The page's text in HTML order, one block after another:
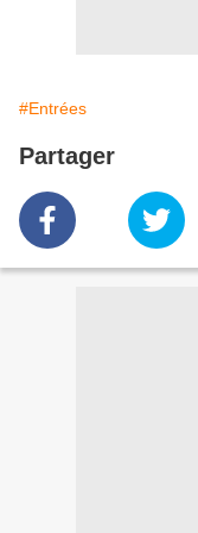
#Entrées
Partager